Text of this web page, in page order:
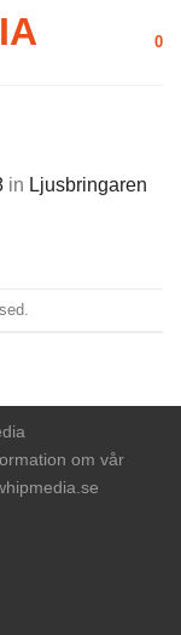
0
in Ljusbringaren
om vår